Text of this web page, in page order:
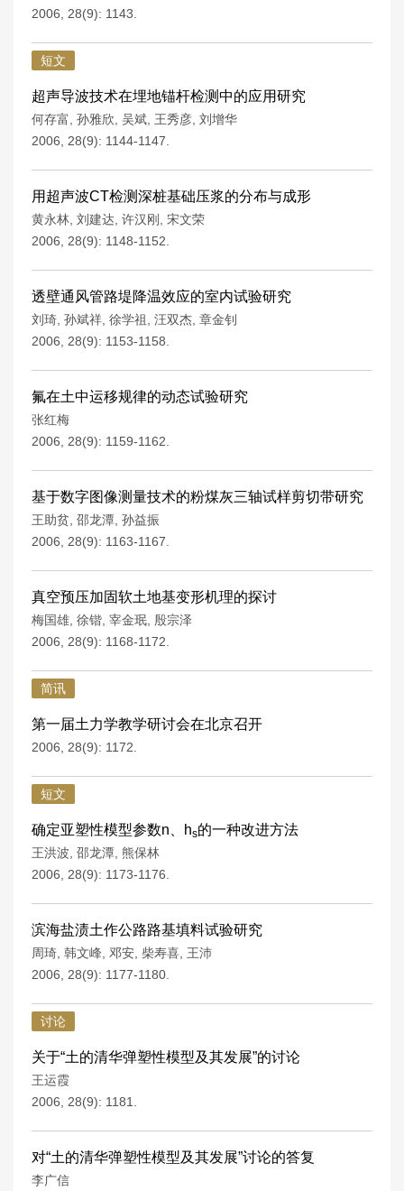
2006, 28(9): 1143.
短文
超声导波技术在埋地锚杆检测中的应用研究
何存富 孙雅欣 吴斌 王秀彦 刘增华
2006, 28(9): 1144-1147.
用超声波CT检测深桩基础压浆的分布与成形
黄永林 刘建达 许汉刚
宋文荣
2006, 28(9): 1148-1152.
透壁通风管路堤降温效应的室内试验研究
刘琦 孙斌祥 徐学祖 汪双杰 章金钊
2006, 28(9): 1153-1158.
氟在土中运移规律的动态试验研究
张红梅
2006, 28(9): 1159-1162.
基于数字图像测量技术的粉煤灰三轴试样剪切带研究
王助贫 邵龙潭 孙益振
2006, 28(9): 1163-1167.
真空预压加固软土地基变形机理的探讨
梅国雄 徐锴 宰金珉 殷宗泽
2006, 28(9): 1168-1172.
简讯
第一届土力学教学研讨会在北京召开
2006, 28(9): 1172.
短文
确定亚塑性模型参数n、hs的一种改进方法
王洪波 邵龙潭 熊保林
2006, 28(9): 1173-1176.
滨海盐渍土作公路路基填料试验研究
周琦 韩文峰 邓安 柴寿喜 王沛
2006, 28(9): 1177-1180.
讨论
关于“土的清华弹塑性模型及其发展”的讨论
王运霞
2006, 28(9): 1181.
对“土的清华弹塑性模型及其发展”讨论的答复
李广信